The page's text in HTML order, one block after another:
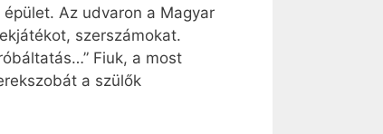
Az udvaron a Magyar
szerszámokat.
Fiuk, a most
a szülők